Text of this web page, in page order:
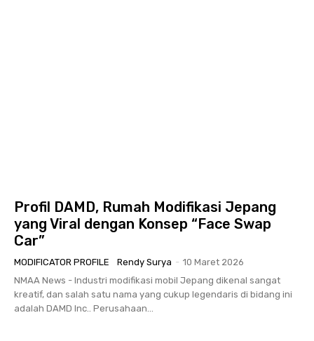
Profil DAMD, Rumah Modifikasi Jepang
yang Viral dengan Konsep “Face Swap
Car”
MODIFICATOR PROFILE Rendy Surya - 10 Maret 2026
NMAA News - Industri modifikasi mobil Jepang dikenal sangat
kreatif, dan salah satu nama yang cukup legendaris di bidang ini
adalah DAMD Inc.. Perusahaan...